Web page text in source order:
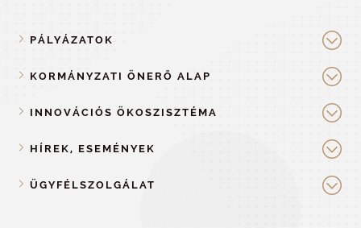
PÁLYÁZATOK
KORMÁNYZATI ÖNERŐ ALAP
INNOVÁCIÓS ÖKOSZISZTÉMA
HÍREK, ESEMÉNYEK
ÜGYFÉLSZOLGÁLAT